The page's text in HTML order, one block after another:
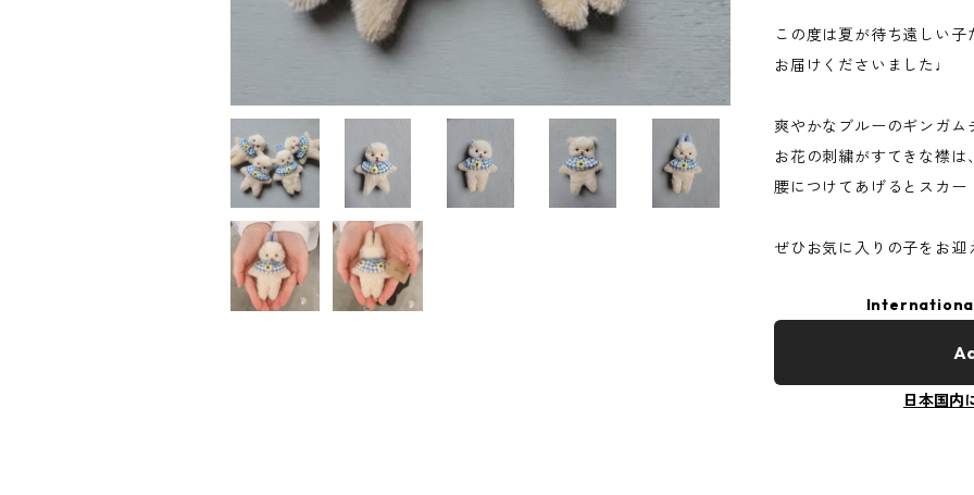
この度は夏が待ち遠しい子
お届けくださいました♩
爽やかなブルーのギンガム
お花の刺繍がすてきな襟は
腰につけてあげるとスカー
ぜひお気に入りの子をお
日本国内